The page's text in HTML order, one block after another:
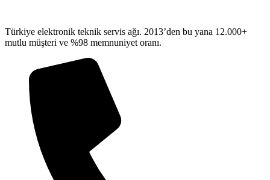
Türkiye elektronik teknik servis ağı. 2013’den bu yana 12.000+
mutlu müşteri ve %98 memnuniyet oranı.